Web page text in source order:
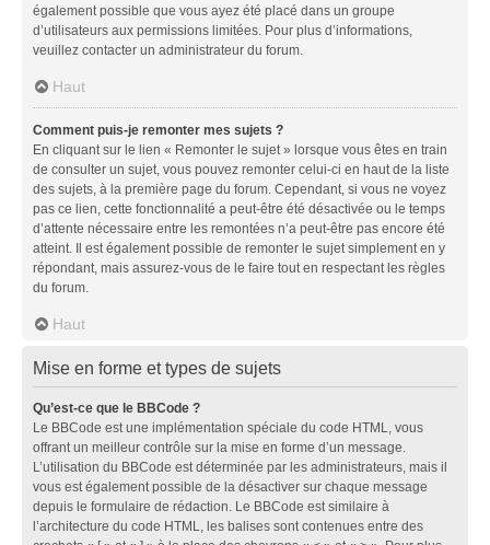
également possible que vous ayez été placé dans un groupe
d’utilisateurs aux permissions limitées. Pour plus d’informations,
veuillez contacter un administrateur du forum.
Haut
Comment puis-je remonter mes sujets ?
En cliquant sur le lien « Remonter le sujet » lorsque vous êtes en train
de consulter un sujet, vous pouvez remonter celui-ci en haut de la liste
des sujets, à la première page du forum. Cependant, si vous ne voyez
pas ce lien, cette fonctionnalité a peut-être été désactivée ou le temps
d’attente nécessaire entre les remontées n’a peut-être pas encore été
atteint. Il est également possible de remonter le sujet simplement en y
répondant, mais assurez-vous de le faire tout en respectant les règles
du forum.
Haut
Mise en forme et types de sujets
Qu’est-ce que le BBCode ?
Le BBCode est une implémentation spéciale du code HTML, vous
offrant un meilleur contrôle sur la mise en forme d’un message.
L’utilisation du BBCode est déterminée par les administrateurs, mais il
vous est également possible de la désactiver sur chaque message
depuis le formulaire de rédaction. Le BBCode est similaire à
l’architecture du code HTML, les balises sont contenues entre des